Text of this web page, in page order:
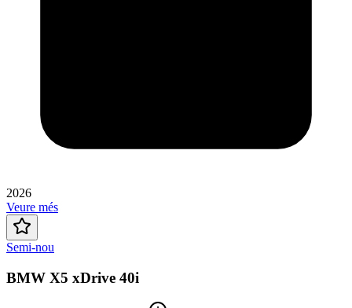
2026
Veure més
Semi-nou
BMW X5 xDrive 40i